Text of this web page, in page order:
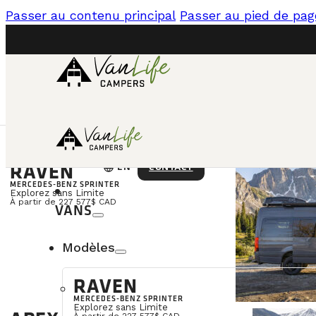
Passer au contenu principal Passer au pied de
RAVEN
MERCEDES-BENZ SPRINTER
Explorez sans Limite
À partir de 227 577$ CAD
languageEN CONTACT
VANS
Modèles
RAVEN
MERCEDES-BENZ SPRINTER
Explorez sans Limite
Dernière mise à jour : 7 juillet 2026 GUIDE